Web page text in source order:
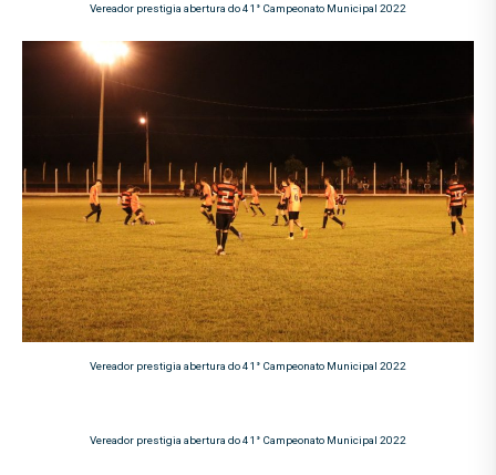
Vereador prestigia abertura do 41° Campeonato Municipal 2022
Vereador prestigia abertura do 41° Campeonato Municipal 2022
Vereador prestigia abertura do 41° Campeonato Municipal 2022